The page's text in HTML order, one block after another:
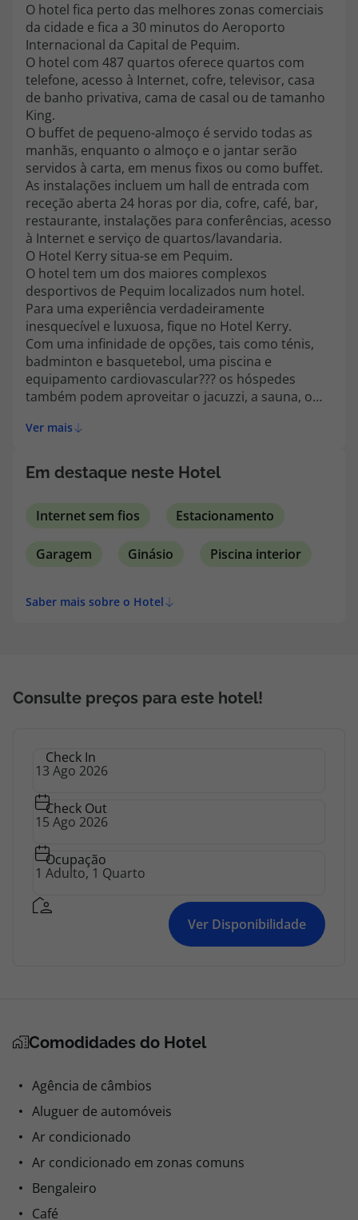
Custo de uma chamada para a rede fixa nacional.
A sua agência de viagens Top Atlântico tem a preocupação de estar
sempre mais perto de si, para maior comodidade e total facilidade
na marcação das suas viagens, tem ainda ao seu dispor o nosso call
center a funcionar todos os dias úteis das 10:00 às 20:00 e Sábado
das 10:00 às 14:00.
topatlantico@topatlantico.com
O hotel fica perto das melhores zonas comerciais
da cidade e fica a 30 minutos do Aeroporto
Internacional da Capital de Pequim.
O hotel com 487 quartos oferece quartos com
telefone, acesso à Internet, cofre, televisor, casa
de banho privativa, cama de casal ou de tamanho
King.
O buffet de pequeno-almoço é servido todas as
manhãs, enquanto o almoço e o jantar serão
servidos à carta, em menus fixos ou como buffet.
As instalações incluem um hall de entrada com
receção aberta 24 horas por dia, cofre, café, bar,
restaurante, instalações para conferências, acesso
à Internet e serviço de quartos/lavandaria.
O Hotel Kerry situa-se em Pequim.
O hotel tem um dos maiores complexos
desportivos de Pequim localizados num hotel.
Para uma experiência verdadeiramente
inesquecível e luxuosa, fique no Hotel Kerry.
Com uma infinidade de opções, tais como ténis,
badminton e basquetebol, uma piscina e
equipamento cardiovascular??? os hóspedes
também podem aproveitar o jacuzzi, a sauna, o
Ver mais
Em destaque neste Hotel
Internet sem fios Estacionamento
Garagem Ginásio Piscina interior
Saber mais sobre o Hotel
Consulte preços para este hotel!
Check In
Check Out
Ocupação
Ver Disponibilidade
Comodidades do Hotel
Agência de câmbios
Aluguer de automóveis
Ar condicionado
Ar condicionado em zonas comuns
Bengaleiro
Café